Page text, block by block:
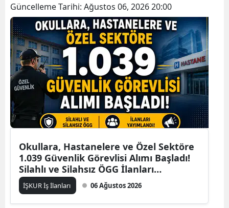
Güncelleme Tarihi: Ağustos 06, 2026 20:00
Okullara, Hastanelere ve Özel Sektöre
1.039 Güvenlik Görevlisi Alımı Başladı!
Silahlı ve Silahsız ÖGG İlanları
Yayımlandı
İŞKUR İş İlanları 06 Ağustos 2026